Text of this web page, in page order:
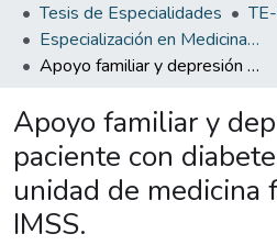
Tesis de Especialidades
Especialización en Medicina Familiar (PNPC)
Apoyo familiar y depresión en el paciente con diabetes tipo 2 en una unidad de medicina familiar del IMSS.
Apoyo familiar y
paciente con
unidad de medicina
IMSS.